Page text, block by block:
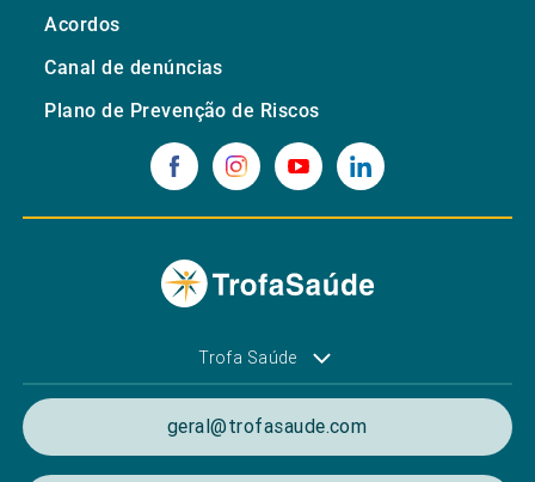
Acordos
Canal de denúncias
Plano de Prevenção de Riscos
Trofa Saúde
geral@trofasaude.com